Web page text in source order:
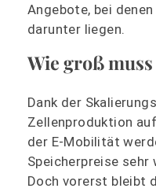
Angebote, bei
darunter liegen.
Wie groß
Dank der
Zellenproduktion
der E-Mobilität
Speicherpreise
Doch vorerst bleibt